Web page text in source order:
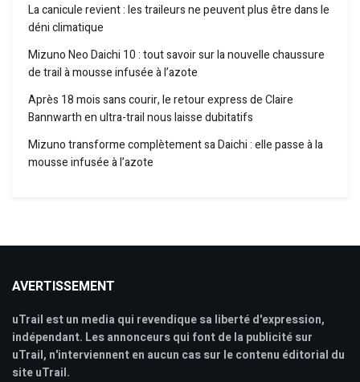
La canicule revient : les traileurs ne peuvent plus être dans le
déni climatique
Mizuno Neo Daichi 10 : tout savoir sur la nouvelle chaussure
de trail à mousse infusée à l’azote
Après 18 mois sans courir, le retour express de Claire
Bannwarth en ultra-trail nous laisse dubitatifs
Mizuno transforme complètement sa Daichi : elle passe à la
mousse infusée à l’azote
AVERTISSEMENT
uTrail est un media qui revendique sa liberté d'expression,
indépendant. Les annonceurs qui font de la publicité sur
uTrail, n'interviennent en aucun cas sur le contenu éditorial du
site uTrail.